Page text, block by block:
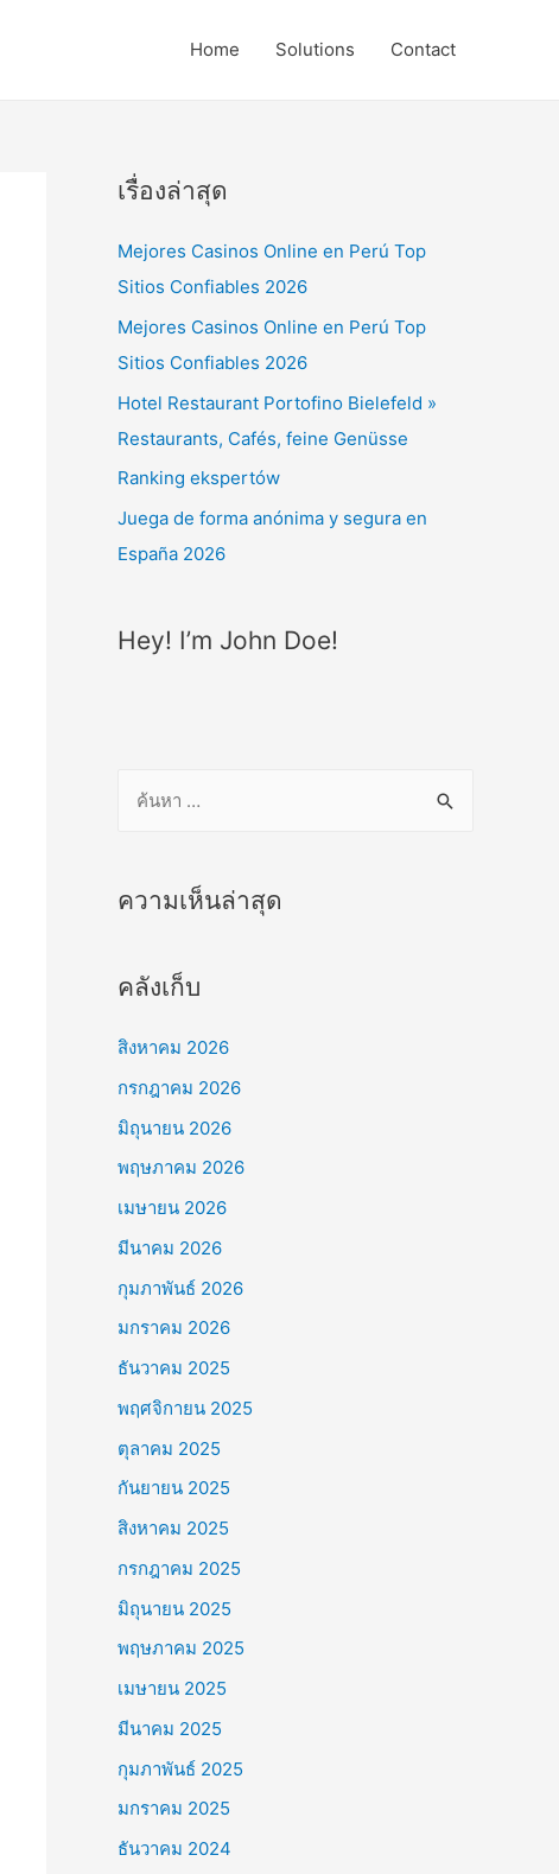
Home Solutions Contact
เรื่องล่าสุด
Mejores Casinos Online en Perú Top
Sitios Confiables 2026
Mejores Casinos Online en Perú Top
Sitios Confiables 2026
Hotel Restaurant Portofino Bielefeld »
Restaurants, Cafés, feine Genüsse
Ranking ekspertów
Juega de forma anónima y segura en
España 2026
Hey! I’m John Doe!
า
รั
บ
ความเห็นล่าสุด
คลังเก็บ
สิงหาคม 2026
กรกฎาคม 2026
มิถุนายน 2026
พฤษภาคม 2026
เมษายน 2026
มีนาคม 2026
กุมภาพันธ์ 2026
มกราคม 2026
ธันวาคม 2025
พฤศจิกายน 2025
ตุลาคม 2025
กันยายน 2025
สิงหาคม 2025
กรกฎาคม 2025
มิถุนายน 2025
พฤษภาคม 2025
เมษายน 2025
มีนาคม 2025
กุมภาพันธ์ 2025
มกราคม 2025
ธันวาคม 2024